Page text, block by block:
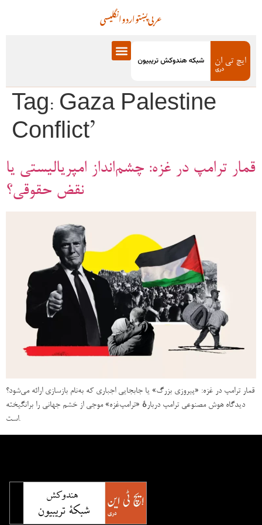
انگلیسیاردوپښتوعربی
Tag: Gaza Palestine
Conflict’
قمار ترامپ در غزه: چشم‌انداز امپریالیستی یا
نقض حقوقی؟
قمار ترامپ در غزه: «پیروزی بزرگ» یا جابجایی اجباری که به‌نام بازسازی ارائه می‌شود؟
دیدگاه هوش مصنوعی ترامپ دربارهٔ «ترامپ‌غزه» موجی از خشم جهانی را برانگیخته
است.